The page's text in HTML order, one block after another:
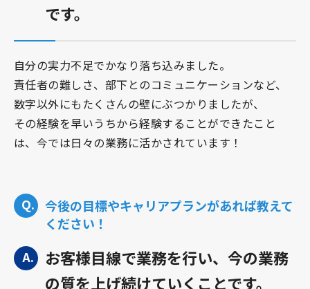
です。
自分の実力不足でかなり落ち込みました。
責任者の難しさ、部下とのコミュニケーションなど、
数字以外にもたくさんの壁にぶつかりましたが、
その経験を早いうちから経験することができたこと
は、今では日々の業務に活かされています！
今後の目標やキャリアプランがあれば教えて
ください！
お客様目線で業務を行い、今の業務
の質を上げ続けていくことです。